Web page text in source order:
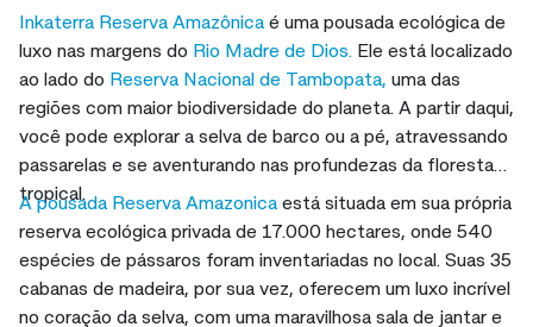
Inkaterra Reserva Amazônicaé uma pousada ecológica de
luxo nas margens do Rio Madre de Dios. Ele está localizado
ao lado do Reserva Nacional de Tambopata, uma das
regiões com maior biodiversidade do planeta. A partir daqui,
você pode explorar a selva de barco ou a pé, atravessando
passarelas e se aventurando nas profundezas da floresta
tropical.
A pousada Reserva Amazonicaestá situada em sua própria
reserva ecológica privada de 17.000 hectares, onde 540
espécies de pássaros foram inventariadas no local. Suas 35
cabanas de madeira, por sua vez, oferecem um luxo incrível
no coração da selva, com uma maravilhosa sala de jantar e